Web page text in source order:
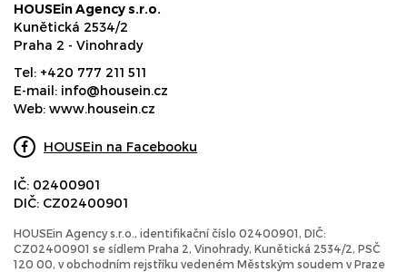
HOUSEin Agency s.r.o.
Kunětická 2534/2
Praha 2 - Vinohrady
Tel: +420 777 211 511
E-mail: info@housein.cz
Web: www.housein.cz
HOUSEin na Facebooku
IČ: 02400901
DIČ: CZ02400901
HOUSEin Agency s.r.o., identifikační číslo 02400901, DIČ:
CZ02400901 se sídlem Praha 2, Vinohrady, Kunětická 2534/2, PSČ
120 00, v obchodním rejstříku vedeném Městským soudem v Praze